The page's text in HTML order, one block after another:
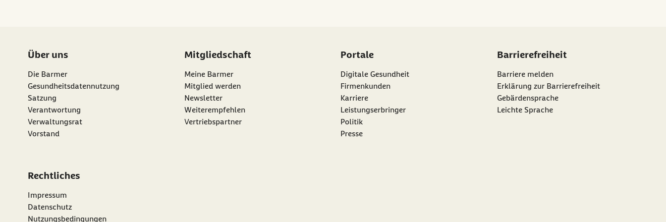
Über uns
Die Barmer
Gesundheitsdatennutzung
Satzung
Verantwortung
Verwaltungsrat
Vorstand
Mitgliedschaft
Meine Barmer
Mitglied werden
Newsletter
externer Link:
Weiterempfehlen
Vertriebspartner
Portale
Digitale Gesundheit
Firmenkunden
Karriere
Leistungserbringer
Politik
Presse
Barrierefreiheit
Barriere melden
Erklärung zur Barrierefreiheit
Gebärdensprache
Leichte Sprache
Rechtliches
Impressum
Datenschutz
Nutzungsbedingungen